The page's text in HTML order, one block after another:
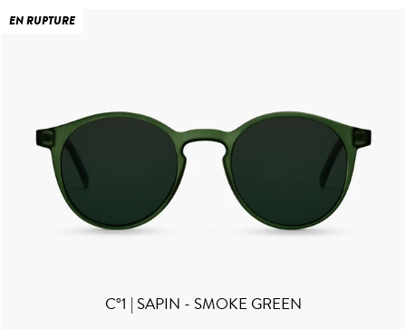
EN RUPTURE
C°1 | SAPIN - SMOKE GREEN